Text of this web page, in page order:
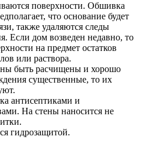
поверхности. Обшивка
что основание будет
также удаляются следы
Если дом возведен недавно, то
на предмет остатков
или раствора.
быть расчищены и хорошо
существенные, то их
антисептиками и
На стены наносится не
гидрозащитой.